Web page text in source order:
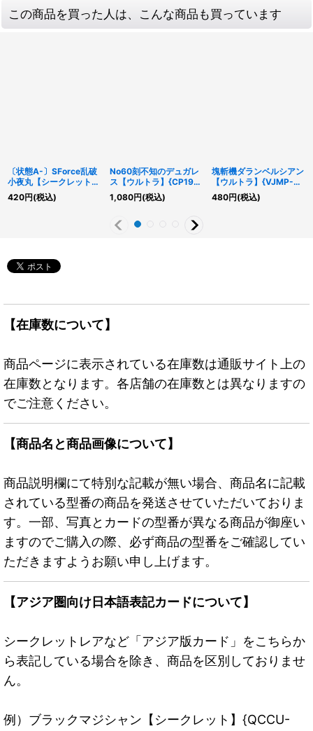
この商品を買った人は、こんな商品も買っています
〔状態A-〕SForce乱破
小夜丸【シークレット】
{BLVO-JP011}《モンス
ター》
420円(税込)
No60刻不知のデュガレ
ス【ウルトラ】{CP19-
JP031}《エクシーズ》
1,080円(税込)
塊斬機ダランベルシアン
【ウルトラ】{VJMP-
JP170}《エクシーズ》
480円(税込)
【在庫数について】
商品ページに表示されている在庫数は通販サイト上の
在庫数となります。各店舗の在庫数とは異なりますの
でご注意ください。
【商品名と商品画像について】
商品説明欄にて特別な記載が無い場合、商品名に記載
されている型番の商品を発送させていただいておりま
す。一部、写真とカードの型番が異なる商品が御座い
ますのでご購入の際、必ず商品の型番をご確認してい
ただきますようお願い申し上げます。
【アジア圏向け日本語表記カードについて】
シークレットレアなど「アジア版カード」をこちらか
ら表記している場合を除き、商品を区別しておりませ
ん。
例）ブラックマジシャン【シークレット】{QCCU-